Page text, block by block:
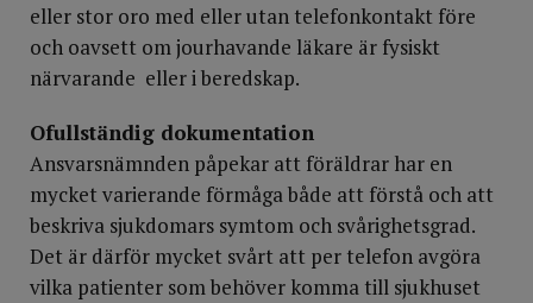
eller stor oro med eller utan telefonkontakt före
och oavsett om jourhavande läkare är fysiskt
närvarande eller i beredskap.
Ofullständig dokumentation
Ansvarsnämnden påpekar att föräldrar har en
mycket varierande förmåga både att förstå och att
beskriva sjukdomars symtom och svårighetsgrad.
Det är därför mycket svårt att per telefon avgöra
vilka patienter som behöver komma till sjukhuset